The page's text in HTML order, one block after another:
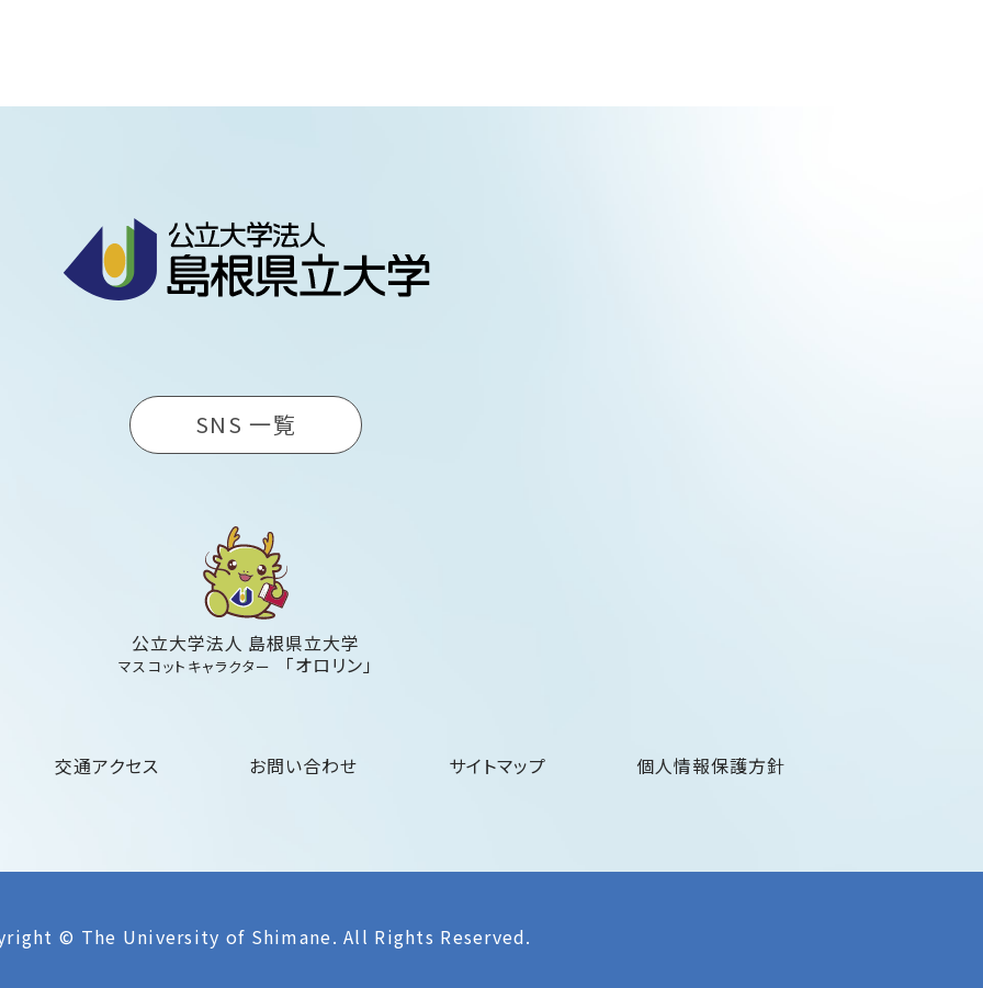
SNS 一覧
公立大学法人 島根県立大学
マスコットキャラクター 「オロリン」
交通アクセス お問い合わせ サイトマップ 個人情報保護方針
© The University of Shimane. All Rights Reserved.